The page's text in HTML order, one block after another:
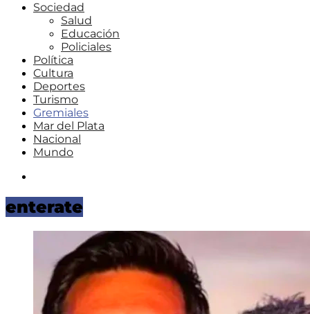
Sociedad
Salud
Educación
Policiales
Política
Cultura
Deportes
Turismo
Gremiales
Mar del Plata
Nacional
Mundo
enterate